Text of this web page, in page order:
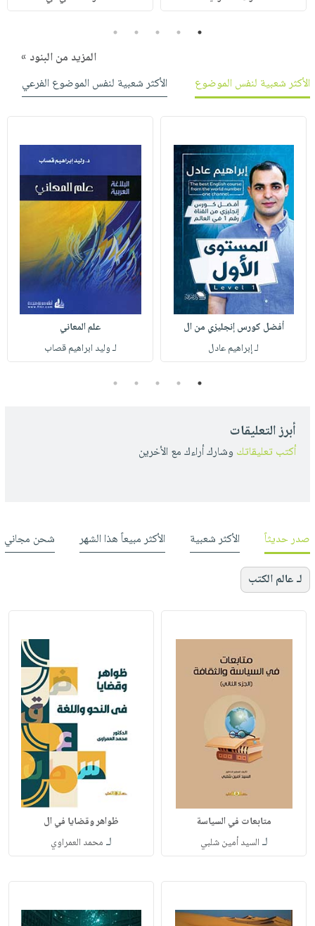
1
2
3
4
5
المزيد من البنود »
الأكثر شعبية لنفس الموضوع
الأكثر شعبية لنفس الموضوع الفرعي
أفضل كورس إنجليزي من ال
لـ إبراهيم عادل
علم المعاني
لـ وليد ابراهيم قصاب
1
2
3
4
5
أبرز التعليقات
أكتب تعليقاتك وشارك أراءك مع الأخرين
صدر حديثاً الأكثر شعبية الأكثر مبيعاً هذا الشهر شحن مجاني
لـ عالم الكتب
متابعات في السياسة
لـ السيد أمين شلبي
ظواهر وقضايا في ال
لـ محمد العمراوي